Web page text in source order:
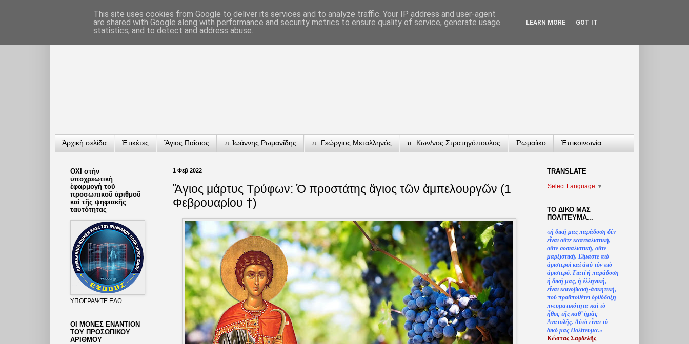
Ἀρχικὴ σελίδα Ἐτικέτες Ἅγιος Παΐσιος π.Ἰωάννης Ρωμανίδης π. Γεώργιος Μεταλληνός π. Κων/νος Στρατηγόπουλος Ῥωμαίικο Ἐπικοινωνία
1 Φεβ 2022
Ἅγιος μάρτυς Τρύφων: Ὁ προστάτης ἅγιος τῶν ἀμπελουργῶν (1
Φεβρουαρίου †)
ΟΧΙ στὴν
ὑποχρεωτικὴ
ἐφαρμογὴ τοῦ
προσωπικοῦ ἀριθμοῦ
καὶ τῆς ψηφιακῆς
ταυτότητας
ΥΠΟΓΡΑΨΤΕ ΕΔΩ
ΟΙ ΜΟΝΕΣ ΕΝΑΝΤΙΟΝ
ΤΟΥ ΠΡΟΣΩΠΙΚΟΥ
ΑΡΙΘΜΟΥ
TRANSLATΕ
Select Language ▼
ΤΟ ΔΙΚΟ ΜΑΣ
ΠΟΛΙΤΕΥΜΑ...
«ἡ δική μας παράδοση δὲν
εἶναι οὔτε καπιταλιστική,
οὔτε σοσιαλιστική, οὔτε
μαρξιστική. Εἴμαστε πιὸ
ἀριστεροὶ καὶ ἀπὸ τὸν πιὸ
ἀριστερό. Γιατίἡ παράδοση
ἡ δική μας, ἡ ἑλληνική,
εἶναι κοινοβιακὴ-ἀσκητική,
ποὺ προϋποθέτει ὀρθόδοξη
πνευματικότητα καὶ τὸ
ἦθος τῆς καθ’ἠμᾶς
Ἀνατολῆς. Αὐτὸ εἶναι τὸ
δικό μας Πολίτευμα.»
Κώστας Σαρδελῆς
This site uses cookies from Google to deliver its services and to analyze traffic. Your IP address and user-agent
are shared with Google along with performance and security metrics to ensure quality of service, generate usage
statistics, and to detect and address abuse.
LEARN MORE GOT IT